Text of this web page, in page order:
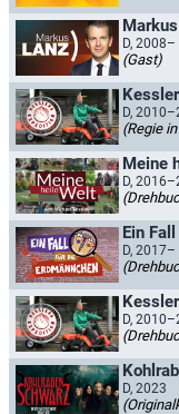
D, 2008–
(Gast)
D,
(Regie in
Meine
D,
Ein
D, 2017–
D,
D, 2023